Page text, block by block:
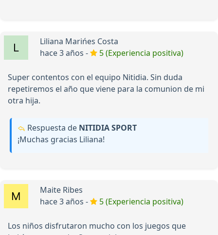
Liliana Marińes Costa
hace 3 años -
5 (Experiencia positiva)
Super contentos con el equipo Nitidia. Sin duda
repetiremos el año que viene para la comunion de mi
otra hija.
Respuesta de NITIDIA SPORT
¡Muchas gracias Liliana!
Maite Ribes
hace 3 años -
5 (Experiencia positiva)
Los niños disfrutaron mucho con los juegos que